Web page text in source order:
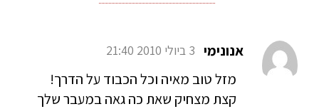
אנונימי 3 ביולי 2010 21:40
מזל טוב מאיה וכל הכבוד על הדרך!
קצת מצחיק שאת כה גאה במעבר שלך